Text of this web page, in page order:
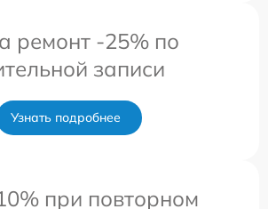
ремонт -25% по
записи
Узнать подробнее
при повторном